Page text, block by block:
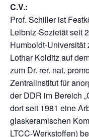
C.V.:
Prof. Schiller ist
Leibniz-Sozietät seit
Humboldt-Universität
Lothar Kolditz auf
zum Dr. rer. nat.
Zentralinstitut für
der DDR im Bereich
dort seit 1981 eine
glaskeramischen
LTCC-Werkstoffen)